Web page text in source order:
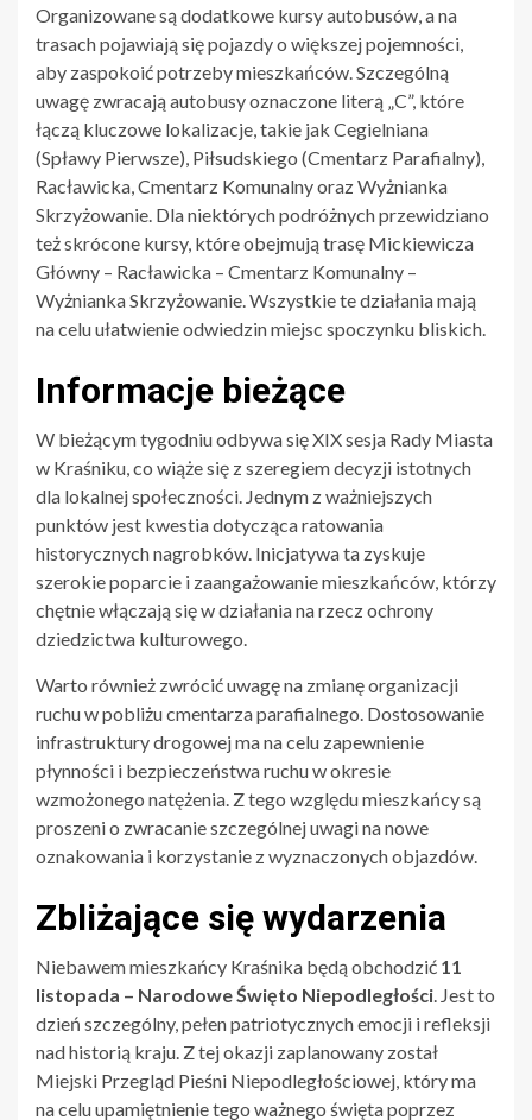
Organizowane są dodatkowe kursy autobusów, a na
trasach pojawiają się pojazdy o większej pojemności,
aby zaspokoić potrzeby mieszkańców. Szczególną
uwagę zwracają autobusy oznaczone literą „C”, które
łączą kluczowe lokalizacje, takie jak Cegielniana
(Spławy Pierwsze), Piłsudskiego (Cmentarz Parafialny),
Racławicka, Cmentarz Komunalny oraz Wyżnianka
Skrzyżowanie. Dla niektórych podróżnych przewidziano
też skrócone kursy, które obejmują trasę Mickiewicza
Główny – Racławicka – Cmentarz Komunalny –
Wyżnianka Skrzyżowanie. Wszystkie te działania mają
na celu ułatwienie odwiedzin miejsc spoczynku bliskich.
Informacje bieżące
W bieżącym tygodniu odbywa się XIX sesja Rady Miasta
w Kraśniku, co wiąże się z szeregiem decyzji istotnych
dla lokalnej społeczności. Jednym z ważniejszych
punktów jest kwestia dotycząca ratowania
historycznych nagrobków. Inicjatywa ta zyskuje
szerokie poparcie i zaangażowanie mieszkańców, którzy
chętnie włączają się w działania na rzecz ochrony
dziedzictwa kulturowego.
Warto również zwrócić uwagę na zmianę organizacji
ruchu w pobliżu cmentarza parafialnego. Dostosowanie
infrastruktury drogowej ma na celu zapewnienie
płynności i bezpieczeństwa ruchu w okresie
wzmożonego natężenia. Z tego względu mieszkańcy są
proszeni o zwracanie szczególnej uwagi na nowe
oznakowania i korzystanie z wyznaczonych objazdów.
Zbliżające się wydarzenia
Niebawem mieszkańcy Kraśnika będą obchodzić 11
listopada – Narodowe Święto Niepodległości. Jest to
dzień szczególny, pełen patriotycznych emocji i refleksji
nad historią kraju. Z tej okazji zaplanowany został
Miejski Przegląd Pieśni Niepodległościowej, który ma
na celu upamiętnienie tego ważnego święta poprzez